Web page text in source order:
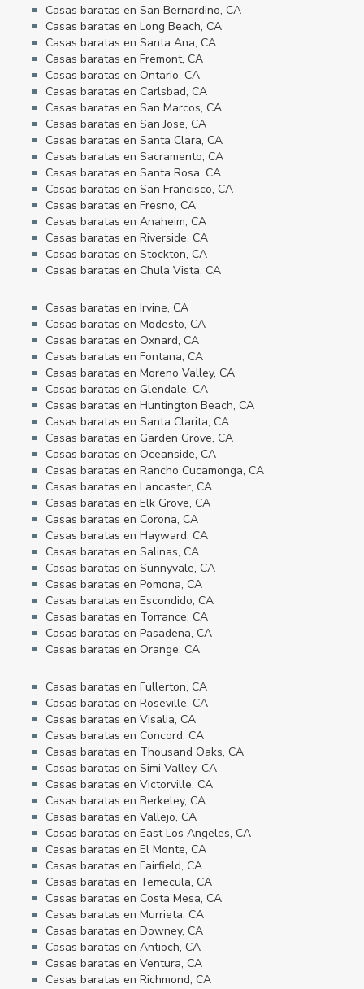
Casas baratas en San Bernardino, CA
Casas baratas en Long Beach, CA
Casas baratas en Santa Ana, CA
Casas baratas en Fremont, CA
Casas baratas en Ontario, CA
Casas baratas en Carlsbad, CA
Casas baratas en San Marcos, CA
Casas baratas en San Jose, CA
Casas baratas en Santa Clara, CA
Casas baratas en Sacramento, CA
Casas baratas en Santa Rosa, CA
Casas baratas en San Francisco, CA
Casas baratas en Fresno, CA
Casas baratas en Anaheim, CA
Casas baratas en Riverside, CA
Casas baratas en Stockton, CA
Casas baratas en Chula Vista, CA
Casas baratas en Irvine, CA
Casas baratas en Modesto, CA
Casas baratas en Oxnard, CA
Casas baratas en Fontana, CA
Casas baratas en Moreno Valley, CA
Casas baratas en Glendale, CA
Casas baratas en Huntington Beach, CA
Casas baratas en Santa Clarita, CA
Casas baratas en Garden Grove, CA
Casas baratas en Oceanside, CA
Casas baratas en Rancho Cucamonga, CA
Casas baratas en Lancaster, CA
Casas baratas en Elk Grove, CA
Casas baratas en Corona, CA
Casas baratas en Hayward, CA
Casas baratas en Salinas, CA
Casas baratas en Sunnyvale, CA
Casas baratas en Pomona, CA
Casas baratas en Escondido, CA
Casas baratas en Torrance, CA
Casas baratas en Pasadena, CA
Casas baratas en Orange, CA
Casas baratas en Fullerton, CA
Casas baratas en Roseville, CA
Casas baratas en Visalia, CA
Casas baratas en Concord, CA
Casas baratas en Thousand Oaks, CA
Casas baratas en Simi Valley, CA
Casas baratas en Victorville, CA
Casas baratas en Berkeley, CA
Casas baratas en Vallejo, CA
Casas baratas en East Los Angeles, CA
Casas baratas en El Monte, CA
Casas baratas en Fairfield, CA
Casas baratas en Temecula, CA
Casas baratas en Costa Mesa, CA
Casas baratas en Murrieta, CA
Casas baratas en Downey, CA
Casas baratas en Antioch, CA
Casas baratas en Ventura, CA
Casas baratas en Richmond, CA